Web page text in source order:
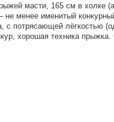
масти, 165 см в холке
менее именитый
с потрясающей лёгкостью
хорошая техника прыжка.